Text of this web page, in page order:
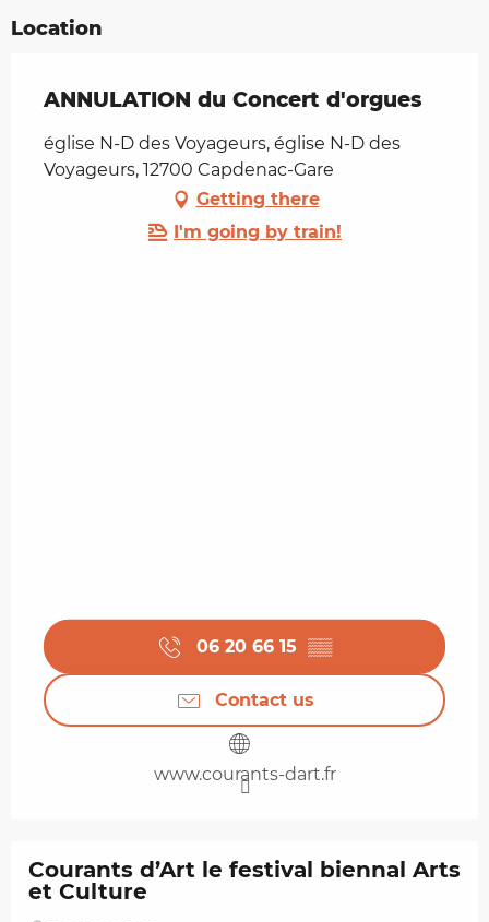
Location
ANNULATION du Concert d'orgues
église N-D des Voyageurs, église N-D des
Voyageurs, 12700 Capdenac-Gare
Getting there
I'm going by train!
06 20 66 15 ▒▒
Contact us
www.courants-dart.fr
Courants d’Art le festival biennal Arts
et Culture